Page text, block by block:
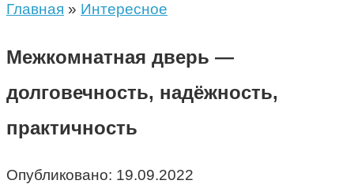
Главная » Интересное
Межкомнатная дверь —
долговечность, надёжность,
практичность
Опубликовано: 19.09.2022